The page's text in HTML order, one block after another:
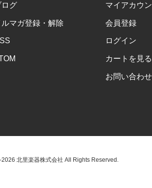
ログ
ルマガ登録・解除
マイアカウ
会員登録
ログイン
カートを見る
お問い合わせ
北里楽器株式会社 All Rights Reserved.